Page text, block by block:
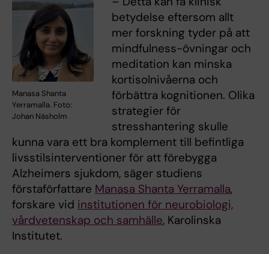
Manasa Shanta
Yerramalla. Foto:
Johan Näsholm
betydelse eftersom allt
mer forskning tyder på att
mindfulness-övningar och
meditation kan minska
kortisolnivåerna och
förbättra kognitionen. Olika
strategier för
stresshantering skulle
kunna vara ett bra komplement till befintliga
livsstilsinterventioner för att förebygga
Alzheimers sjukdom, säger studiens
förstaförfattare Manasa Shanta Yerramalla,
forskare vid institutionen för neurobiologi,
vårdvetenskap och samhälle, Karolinska
Institutet.